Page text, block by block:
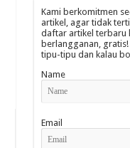
Kami berkomitmen
artikel, agar tidak
daftar artikel terbaru
berlangganan,
tipu-tipu dan kalau
Name
Email